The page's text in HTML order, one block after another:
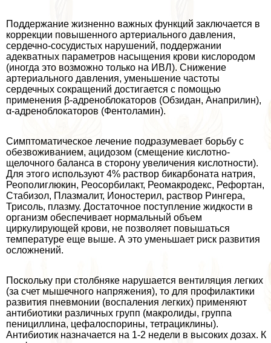
Поддержание жизненно важных функций заключается в
коррекции повышенного артериального давления,
сердечно-сосудистых нарушений, поддержании
адекватных параметров насыщения крови кислородом
(иногда это возможно только на ИВЛ). Снижение
артериального давления, уменьшение частоты
сердечных сокращений достигается с помощью
применения β-адреноблокаторов (Обзидан, Анаприлин),
α-адреноблокаторов (Фентоламин).
Симптоматическое лечение подразумевает борьбу с
обезвоживанием, ацидозом (смещение кислотно-
щелочного баланса в сторону увеличения кислотности).
Для этого используют 4% раствор бикарбоната натрия,
Реополиглюкин, Реосорбилакт, Реомакродекс, Рефортан,
Стабизол, Плазмалит, Ионостерил, раствор Рингера,
Трисоль, плазму. Достаточное поступление жидкости в
организм обеспечивает нормальный объем
циркулирующей крови, не позволяет повышаться
температуре еще выше. А это уменьшает риск развития
осложнений.
Поскольку при столбняке нарушается вентиляция легких
(за счет мышечного напряжения), то для профилактики
развития пневмонии (воспаления легких) применяют
антибиотики различных групп (макролиды, группа
пенициллина, цефалоспорины, тетрациклины).
Антибиотик назначается на 1-2 недели в высоких дозах. К